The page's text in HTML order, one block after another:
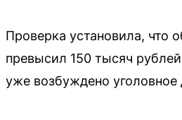
Проверка установила, что
превысил 150 тысяч
уже возбуждено уголовное